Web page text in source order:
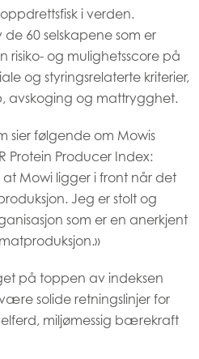
i verden.
60 selskapene som er
risiko- og mulighetsscore på
og styringsrelaterte kriterier,
avskoging og mattrygghet.
sier følgende om Mowis
Protein Producer Index:
Mowi ligger i front når det
Jeg er stolt og
som er en anerkjent
på toppen av indeksen
solide retningslinjer for
miljømessig bærekraft